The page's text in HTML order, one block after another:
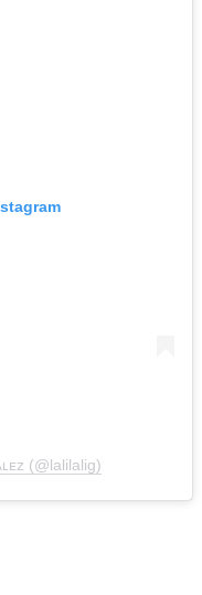
(@lalilalig)